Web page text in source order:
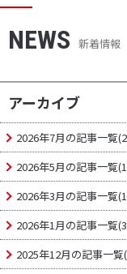
b
o
k
t
NEWS 新着情報
アーカイブ
2026年7月の記事一覧
2026年5月の記事一覧
2026年3月の記事一覧
2026年1月の記事一覧
2025年12月の記事一覧